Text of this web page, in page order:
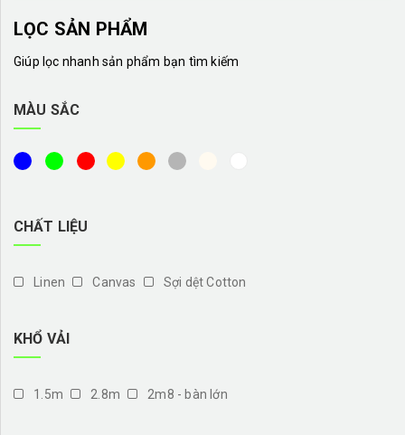
LỌC SẢN PHẨM
Giúp lọc nhanh sản phẩm bạn tìm kiếm
MÀU SẮC
CHẤT LIỆU
Linen Canvas Sợi dệt Cotton
KHỔ VẢI
1.5m 2.8m 2m8 - bàn lớn